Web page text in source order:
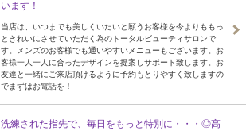
います！
当店は、いつまでも美しくいたいと願うお客様を今よりももっ
ときれいにさせていただく為のトータルビューティサロンで
す。メンズのお客様でも通いやすいメニューもございます。お
客様一人一人に合ったデザインを提案しサポート致します。お
友達と一緒にご来店頂けるように予約もとりやすく致しますの
でまずはお電話を！
洗練された指先で、毎日をもっと特別に・・・◎高